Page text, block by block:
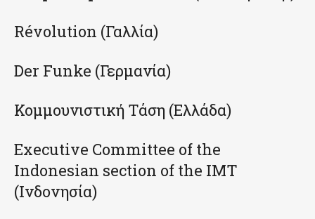
Révolution (Γαλλία)
Der Funke (Γερμανία)
Κομμουνιστική Τάση (Ελλάδα)
Executive Committee of the
Indonesian section of the IMT
(Ινδονησία)